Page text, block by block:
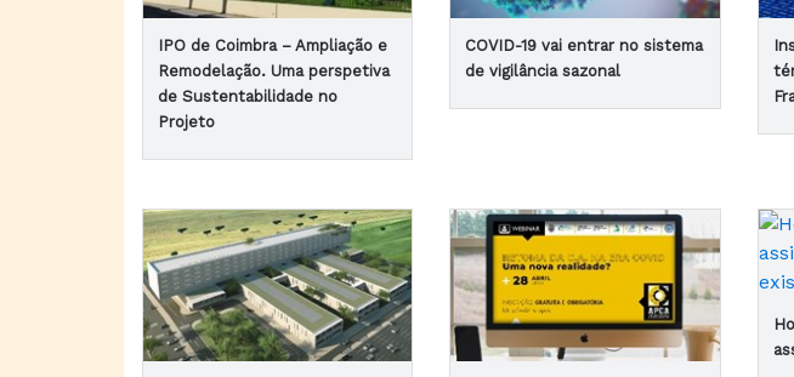
IPO de Coimbra – Ampliação e
Remodelação. Uma perspetiva
de Sustentabilidade no
Projeto
COVID-19 vai entrar no sistema
de vigilância sazonal